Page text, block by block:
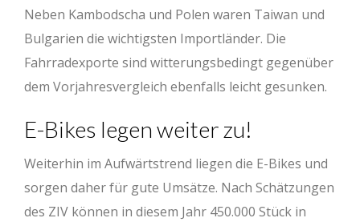
Neben Kambodscha und Polen waren Taiwan und
Bulgarien die wichtigsten Importländer. Die
Fahrradexporte sind witterungsbedingt gegenüber
dem Vorjahresvergleich ebenfalls leicht gesunken.
E-Bikes legen weiter zu!
Weiterhin im Aufwärtstrend liegen die E-Bikes und
sorgen daher für gute Umsätze. Nach Schätzungen
des ZIV können in diesem Jahr 450.000 Stück in